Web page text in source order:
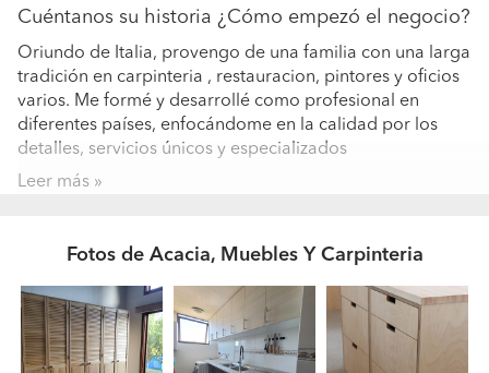
Cuéntanos su historia ¿Cómo empezó el negocio?
Oriundo de Italia, provengo de una familia con una larga
tradición en carpinteria , restauracion, pintores y oficios
varios. Me formé y desarrollé como profesional en
diferentes países, enfocándome en la calidad por los
detalles, servicios únicos y especializados
Colaboro con los mejores profesionales, especialistas
cada uno en su campo, para entregar las mejores
soluciones en cada caso
¿Subcontrátaste algún tipo de trabajo? ¿A quién?
Leer más
Fotos de Acacia, Muebles Y Carpinteria